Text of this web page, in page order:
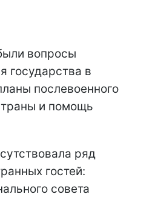
вопросы
государства в
послевоенного
и помощь
ряд
гостей:
совета